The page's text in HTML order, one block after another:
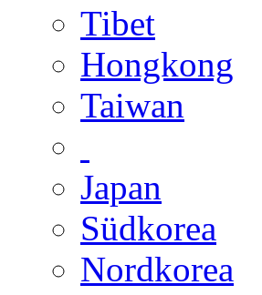
Tibet
Hongkong
Taiwan
Japan
Südkorea
Nordkorea